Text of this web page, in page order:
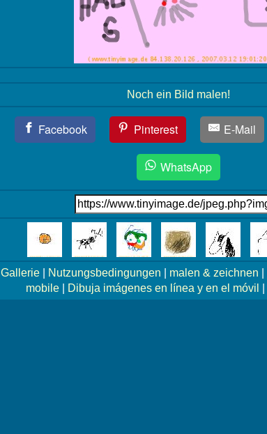
Noch ein Bild malen!
Facebook Pinterest E-Mail
WhatsApp
Gallerie Nutzungsbedingungen malen & zeichnen
mobile| Dibuja imágenes en línea y en el móvil